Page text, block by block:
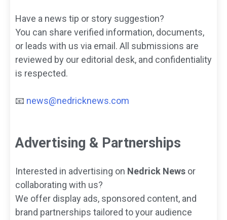
Have a news tip or story suggestion?
You can share verified information, documents,
or leads with us via email. All submissions are
reviewed by our editorial desk, and confidentiality
is respected.
📧 news@nedricknews.com
Advertising & Partnerships
Interested in advertising on Nedrick News or
collaborating with us?
We offer display ads, sponsored content, and
brand partnerships tailored to your audience